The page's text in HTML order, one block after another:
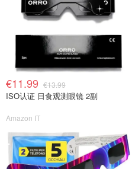
€11.99 €13.99
ISO认证 日食观测眼镜 2副
Amazon IT